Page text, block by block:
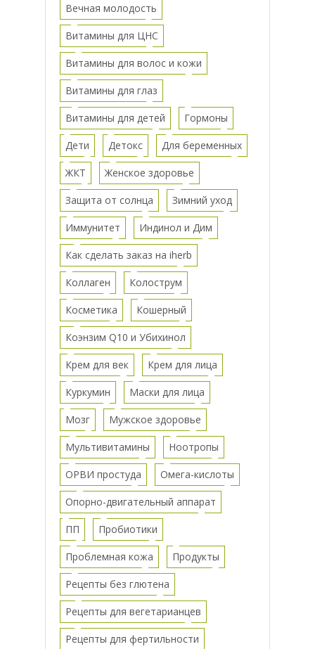
Вечная молодость
Витамины для ЦНС
Витамины для волос и кожи
Витамины для глаз
Витамины для детей Гормоны
Дети Детокс Для беременных
ЖКТ Женское здоровье
Защита от солнца Зимний уход
Иммунитет Индинол и Дим
Как сделать заказ на iherb
Коллаген Колострум
Косметика Кошерный
Коэнзим Q10 и Убихинол
Крем для век Крем для лица
Куркумин Маски для лица
Мозг Мужское здоровье
Мультивитамины Ноотропы
ОРВИ простуда Омега-кислоты
Опорно-двигательный аппарат
ПП Пробиотики
Проблемная кожа Продукты
Рецепты без глютена
Рецепты для вегетарианцев
Рецепты для фертильности